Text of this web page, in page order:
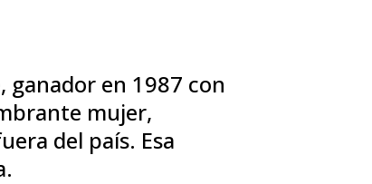
ganador en 1987 con
mujer,
del país. Esa